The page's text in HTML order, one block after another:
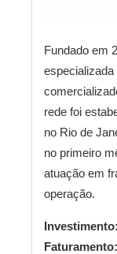
Fundado em
rede foi
no Rio de
no primeiro
atuação em
operação.
Investimento:
Faturamento: